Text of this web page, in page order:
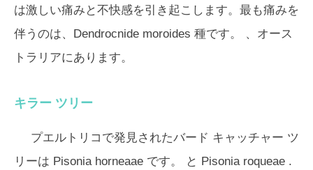
は激しい痛みと不快感を引き起こします。最も痛みを
伴うのは、
Dendrocnide moroides 種です。 、オース
トラリアにあります。
キラー ツリー
プエルトリコで発見されたバード キャッチャー ツ
リーは Pisonia horneaae です。 と Pisonia roqueae .